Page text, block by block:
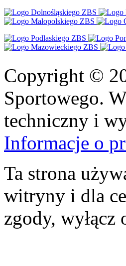
Copyright ©
Sportowego.
techniczny i
Informacje o
Ta strona
witryny i dla
zgody, wyłącz